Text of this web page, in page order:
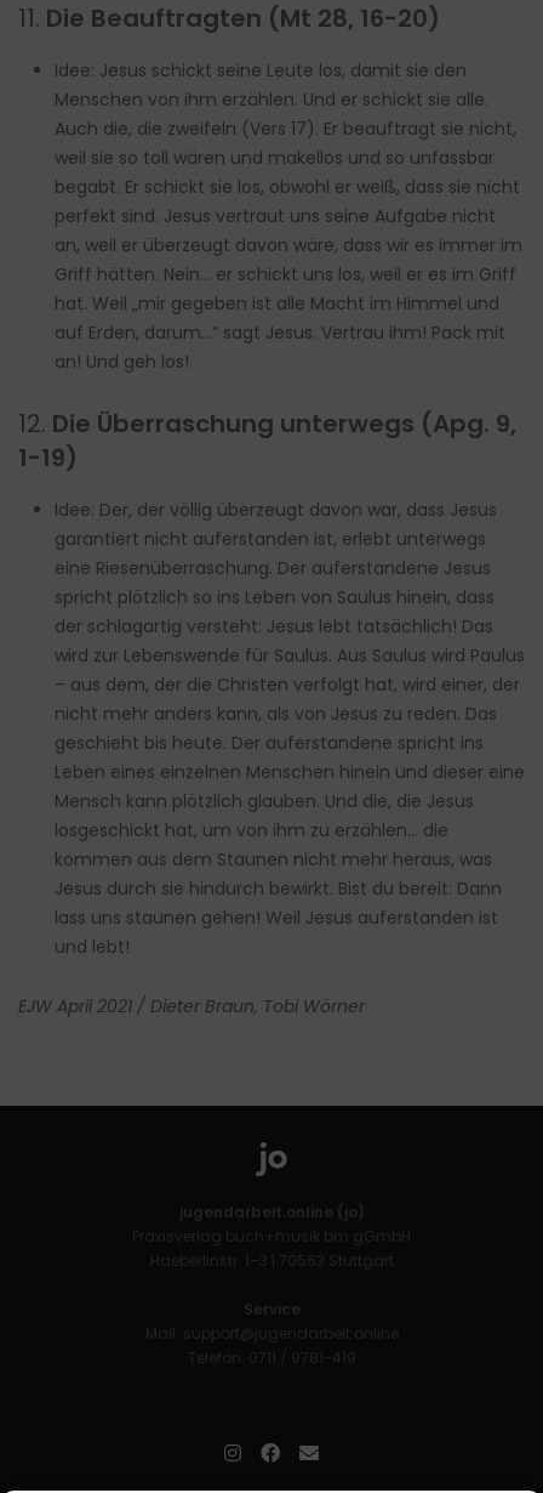
11. Die Beauftragten (Mt 28, 16-20)
Idee: Jesus schickt seine Leute los, damit sie den
Menschen von ihm erzählen. Und er schickt sie alle.
Auch die, die zweifeln (Vers 17). Er beauftragt sie nicht,
weil sie so toll wären und makellos und so unfassbar
begabt. Er schickt sie los, obwohl er weiß, dass sie nicht
perfekt sind. Jesus vertraut uns seine Aufgabe nicht
an, weil er überzeugt davon wäre, dass wir es immer im
Griff hätten. Nein… er schickt uns los, weil er es im Griff
hat. Weil „mir gegeben ist alle Macht im Himmel und
auf Erden, darum…“ sagt Jesus. Vertrau ihm! Pack mit
an! Und geh los!
12. Die Überraschung unterwegs (Apg. 9,
1-19)
Idee: Der, der völlig überzeugt davon war, dass Jesus
garantiert nicht auferstanden ist, erlebt unterwegs
eine Riesenüberraschung. Der auferstandene Jesus
spricht plötzlich so ins Leben von Saulus hinein, dass
der schlagartig versteht: Jesus lebt tatsächlich! Das
wird zur Lebenswende für Saulus. Aus Saulus wird Paulus
– aus dem, der die Christen verfolgt hat, wird einer, der
nicht mehr anders kann, als von Jesus zu reden. Das
geschieht bis heute. Der auferstandene spricht ins
Leben eines einzelnen Menschen hinein und dieser eine
Mensch kann plötzlich glauben. Und die, die Jesus
losgeschickt hat, um von ihm zu erzählen… die
kommen aus dem Staunen nicht mehr heraus, was
Jesus durch sie hindurch bewirkt. Bist du bereit: Dann
lass uns staunen gehen! Weil Jesus auferstanden ist
und lebt!
EJW April 2021 / Dieter Braun, Tobi Wörner
jugendarbeit.online (jo)
Praxisverlag buch+musik bm gGmbH
Haeberlinstr. 1–3 | 70563 Stuttgart
Service
Mail: support@jugendarbeit.online
Telefon: 0711 / 9781-419